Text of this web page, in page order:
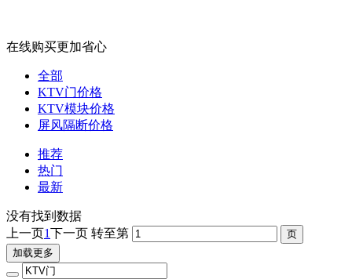
在线购买更加省心
全部
KTV门价格
KTV模块价格
屏风隔断价格
推荐
热门
最新
没有找到数据
上一页1下一页 转至第
加载更多